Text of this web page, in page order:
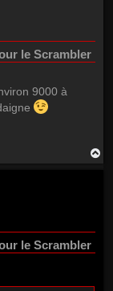
le Scrambler
9000 à
le Scrambler